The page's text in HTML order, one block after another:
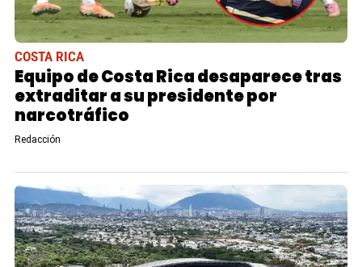
COSTA RICA
Equipo de Costa Rica desaparece tras
extraditar a su presidente por
narcotráfico
Redacción